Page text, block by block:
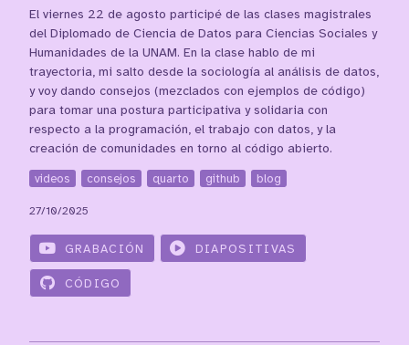
El viernes 22 de agosto participé de las clases magistrales
del Diplomado de Ciencia de Datos para Ciencias Sociales y
Humanidades de la UNAM. En la clase hablo de mi
trayectoria, mi salto desde la sociología al análisis de datos,
y voy dando consejos (mezclados con ejemplos de código)
para tomar una postura participativa y solidaria con
respecto a la programación, el trabajo con datos, y la
creación de comunidades en torno al código abierto.
videos consejos quarto github blog
27/10/2025
GRABACIÓN DIAPOSITIVAS
CÓDIGO